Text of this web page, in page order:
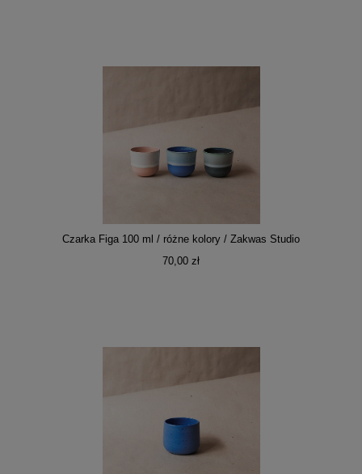
Czarka Figa 100 ml / różne kolory / Zakwas Studio
70,00 zł